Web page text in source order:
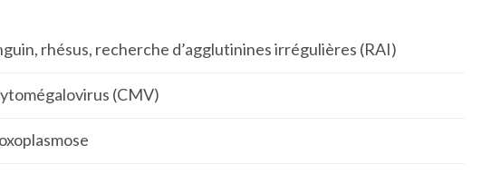
rhésus, recherche d’agglutinines irrégulières (RAI)
(CMV)